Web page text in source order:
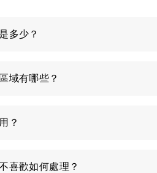
多少？
域有哪些？
？
喜歡如何處理？